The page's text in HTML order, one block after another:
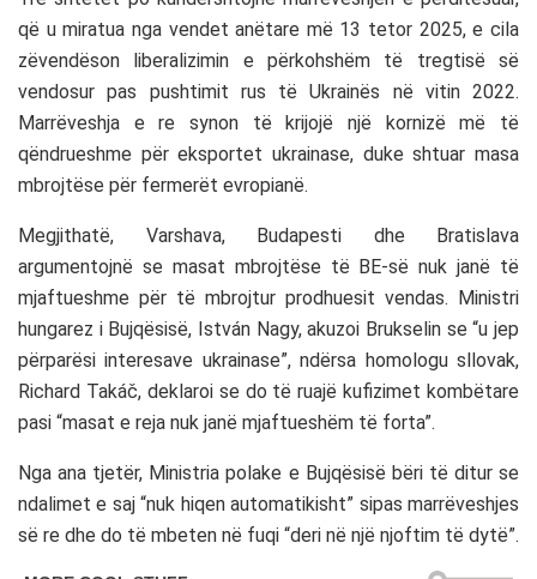
që u miratua nga vendet anëtare më 13 tetor 2025, e cila
zëvendëson liberalizimin e përkohshëm të tregtisë së
vendosur pas pushtimit rus të Ukrainës në vitin 2022.
Marrëveshja e re synon të krijojë një kornizë më të
qëndrueshme për eksportet ukrainase, duke shtuar masa
mbrojtëse për fermerët evropianë.
Megjithatë, Varshava, Budapesti dhe Bratislava
argumentojnë se masat mbrojtëse të BE-së nuk janë të
mjaftueshme për të mbrojtur prodhuesit vendas. Ministri
hungarez i Bujqësisë, István Nagy, akuzoi Brukselin se “u jep
përparësi interesave ukrainase”, ndërsa homologu sllovak,
Richard Takáč, deklaroi se do të ruajë kufizimet kombëtare
pasi “masat e reja nuk janë mjaftueshëm të forta”.
Nga ana tjetër, Ministria polake e Bujqësisë bëri të ditur se
ndalimet e saj “nuk hiqen automatikisht” sipas marrëveshjes
së re dhe do të mbeten në fuqi “deri në një njoftim të dytë”.